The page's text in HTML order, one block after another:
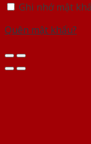
Ghi nhớ mật
Quên mật khẩu?